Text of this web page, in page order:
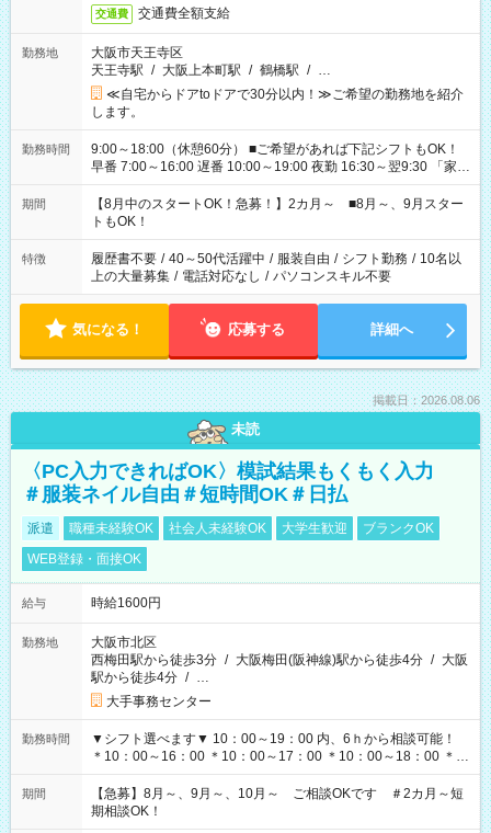
交通費 交通費全額支給
勤務地
大阪市天王寺区
天王寺駅 / 大阪上本町駅 / 鶴橋駅 / …
≪自宅からドアtoドアで30分以内！≫ご希望の勤務地を紹介
します。
勤務時間
9:00～18:00（休憩60分） ■ご希望があれば下記シフトもOK！
早番 7:00～16:00 遅番 10:00～19:00 夜勤 16:30～翌9:30 「家族
と休みを合わせたい」 「余裕を持って夕飯の準備がしたい」
「できれば残業はしたくない」 など、ご希望を教えてください
ね。 ※Wワーク希望の方へ 今ご覧のお仕事で希望する勤務時間
と、もう1つのお仕事の勤務時間。 合計で週40時間を超える場
合は応募できません。
期間
【8月中のスタートOK！急募！】2カ月～ ■8月～、9月スター
トもOK！
特徴 履歴書不要 / 40～50代活躍中 / 服装自由 / シフト勤務 / 10名以
上の大量募集 / 電話対応なし / パソコンスキル不要
気になる！ 応募する 詳細へ
掲載日：2026.08.06
未読
〈PC入力できればOK〉模試結果もくもく入力
＃服装ネイル自由＃短時間OK＃日払
派遣 職種未経験OK 社会人未経験OK 大学生歓迎
ブランクOK
WEB登録・面接OK
給与 時給1600円
勤務地
大阪市北区
西梅田駅から徒歩3分 / 大阪梅田(阪神線)駅から徒歩4分 / 大阪
駅から徒歩4分 / …
大手事務センター
勤務時間
▼シフト選べます▼ 10：00～19：00 内、6ｈから相談可能！
＊10：00～16：00 ＊10：00～17：00 ＊10：00～18：00 ＊
11：00～19：00 ＊12：00～19：00 ＊13：00～19：00
期間
【急募】8月～、9月～、10月～ ご相談OKです ＃2カ月～短
期相談OK！